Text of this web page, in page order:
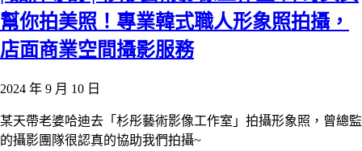
幫你拍美照！專業韓式職人形象照拍攝，
店面商業空間攝影服務
2024 年 9 月 10 日
某天帶老婆哈迪去「杉彤藝術影像工作室」拍攝形象照，曾總監
的攝影團隊很認真的協助我們拍攝~